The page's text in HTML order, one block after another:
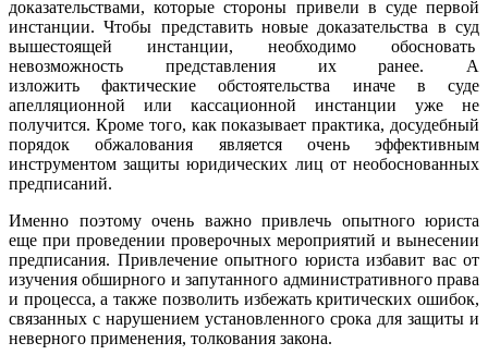
доказательствами, которые стороны привели в суде первой
инстанции. Чтобы представить новые доказательства в суд
вышестоящей инстанции, необходимо обосновать
невозможность представления их ранее. А
изложить фактические обстоятельства иначе в суде
апелляционной или кассационной инстанции уже не
получится. Кроме того, как показывает практика, досудебный
порядок обжалования является очень эффективным
инструментом защиты юридических лиц от необоснованных
предписаний.
Именно поэтому очень важно привлечь опытного юриста
еще при проведении проверочных мероприятий и вынесении
предписания. Привлечение опытного юриста избавит вас от
изучения обширного и запутанного административного права
и процесса, а также позволить избежать критических ошибок,
связанных с нарушением установленного срока для защиты и
неверного применения, толкования закона.